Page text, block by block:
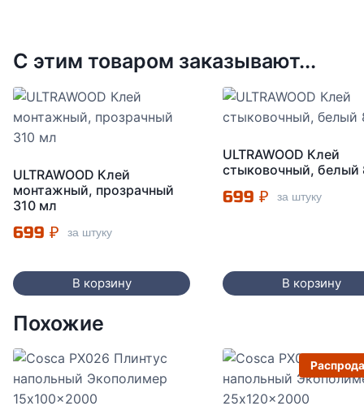
С этим товаром заказывают...
ULTRAWOOD Клей
монтажный, прозрачный
310 мл
699 ₽ за штуку
В корзину
ULTRAWOOD Клей
стыковочный, белый
699₽ за штуку
В корзину
Похожие